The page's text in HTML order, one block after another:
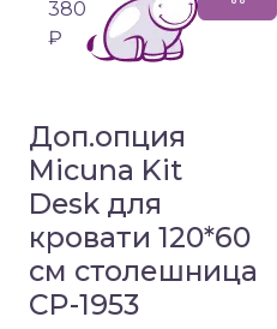
380
₽
Доп.опция
Micuna Kit
Desk для
кровати 120*60
см столешница
CP-1953